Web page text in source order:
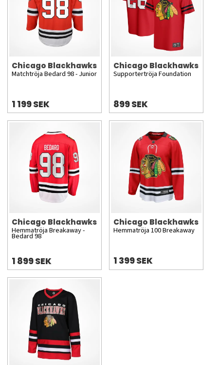
Chicago Blackhawks
Matchtröja Bedard 98 - Junior
1 199 SEK
Chicago Blackhawks
Supportertröja Foundation
899 SEK
Chicago Blackhawks
Hemmatröja Breakaway -
Bedard 98
1 899 SEK
Chicago Blackhawks
Hemmatröja 100 Breakaway
1 399 SEK